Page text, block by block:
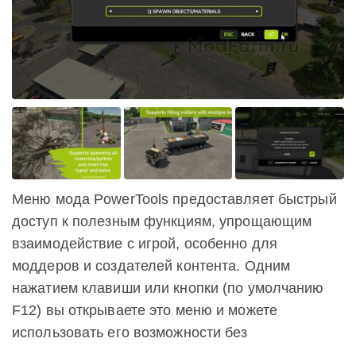
Меню мода PowerTools предоставляет быстрый
доступ к полезным функциям, упрощающим
взаимодействие с игрой, особенно для
моддеров и создателей контента. Одним
нажатием клавиши или кнопки (по умолчанию
F12) вы открываете это меню и можете
использовать его возможности без